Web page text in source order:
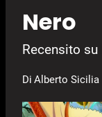
Nero
Recensito
Di Alberto Sicilia